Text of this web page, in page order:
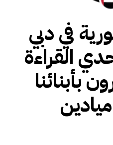
في دبي
القراءة
بأبنائنا